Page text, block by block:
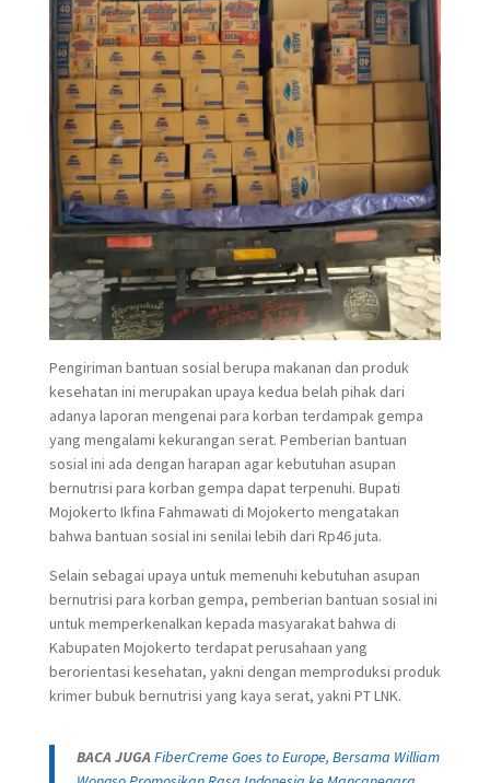
Pengiriman bantuan sosial berupa makanan dan produk
kesehatan ini merupakan upaya kedua belah pihak dari
adanya laporan mengenai para korban terdampak gempa
yang mengalami kekurangan serat. Pemberian bantuan
sosial ini ada dengan harapan agar kebutuhan asupan
bernutrisi para korban gempa dapat terpenuhi. Bupati
Mojokerto Ikfina Fahmawati di Mojokerto mengatakan
bahwa bantuan sosial ini senilai lebih dari Rp46 juta.
Selain sebagai upaya untuk memenuhi kebutuhan asupan
bernutrisi para korban gempa, pemberian bantuan sosial ini
untuk memperkenalkan kepada masyarakat bahwa di
Kabupaten Mojokerto terdapat perusahaan yang
berorientasi kesehatan, yakni dengan memproduksi produk
krimer bubuk bernutrisi yang kaya serat, yakni PT LNK.
BACA JUGA FiberCreme Goes to Europe, Bersama William